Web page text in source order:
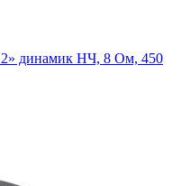
динамик НЧ, 8 Ом, 450